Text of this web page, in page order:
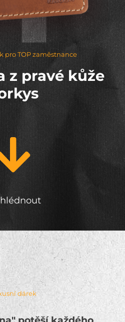
pro TOP zaměstnance
z pravé kůže
dárek